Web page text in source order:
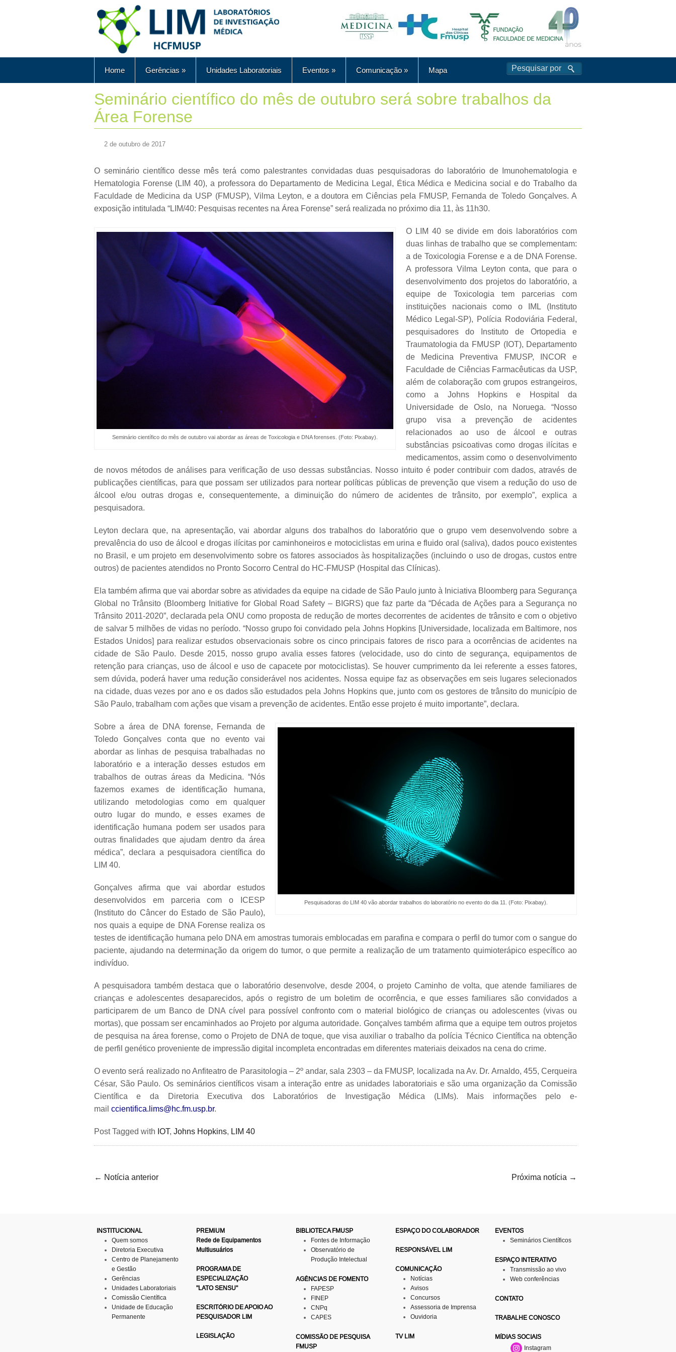
Home Gerências » Unidades Laboratoriais Eventos » Comunicação» Mapa
Seminário científico do mês de outubro será sobre trabalhos da
Área Forense
2 de outubro de 2017
O seminário científico desse mês terá como palestrantes convidadas duas pesquisadoras do laboratório de Imunohematologia e
Hematologia Forense (LIM 40), a professora do Departamento de Medicina Legal, Ética Médica e Medicina social e do Trabalho da
Faculdade de Medicina da USP (FMUSP), Vilma Leyton, e a doutora em Ciências pela FMUSP, Fernanda de Toledo Gonçalves. A
exposição intitulada “LIM/40: Pesquisas recentes na Área Forense” será realizada no próximo dia 11, às 11h30.
Seminário científico do mês de outubro vai abordar as áreas de Toxicologia e DNA forenses. (Foto: Pixabay).
O LIM 40 se divide em dois laboratórios com
duas linhas de trabalho que se complementam:
a de Toxicologia Forense e a de DNA Forense.
A professora Vilma Leyton conta, que para o
desenvolvimento dos projetos do laboratório, a
equipe de Toxicologia tem parcerias com
instituições nacionais como o IML (Instituto
Médico Legal-SP), Polícia Rodoviária Federal,
pesquisadores do Instituto de Ortopedia e
Traumatologia da FMUSP (IOT), Departamento
de Medicina Preventiva FMUSP, INCOR e
Faculdade de Ciências Farmacêuticas da USP,
além de colaboração com grupos estrangeiros,
como a Johns Hopkins e Hospital da
Universidade de Oslo, na Noruega. “Nosso
grupo visa a prevenção de acidentes
relacionados ao uso de álcool e outras
substâncias psicoativas como drogas ilícitas e
medicamentos, assim como o desenvolvimento
de novos métodos de análises para verificação de uso dessas substâncias. Nosso intuito é poder contribuir com dados, através de
publicações científicas, para que possam ser utilizados para nortear políticas públicas de prevenção que visem a redução do uso de
álcool e/ou outras drogas e, consequentemente, a diminuição do número de acidentes de trânsito, por exemplo”, explica a
pesquisadora.
Leyton declara que, na apresentação, vai abordar alguns dos trabalhos do laboratório que o grupo vem desenvolvendo sobre a
prevalência do uso de álcool e drogas ilícitas por caminhoneiros e motociclistas em urina e fluido oral (saliva), dados pouco existentes
no Brasil, e um projeto em desenvolvimento sobre os fatores associados às hospitalizações (incluindo o uso de drogas, custos entre
outros) de pacientes atendidos no Pronto Socorro Central do HC-FMUSP (Hospital das Clínicas).
Ela também afirma que vai abordar sobre as atividades da equipe na cidade de São Paulo junto à Iniciativa Bloomberg para Segurança
Global no Trânsito (Bloomberg Initiative for Global Road Safety – BIGRS) que faz parte da “Década de Ações para a Segurança no
Trânsito 2011-2020”, declarada pela ONU como proposta de redução de mortes decorrentes de acidentes de trânsito e com o objetivo
de salvar 5 milhões de vidas no período. “Nosso grupo foi convidado pela Johns Hopkins [Universidade, localizada em Baltimore, nos
Estados Unidos] para realizar estudos observacionais sobre os cinco principais fatores de risco para a ocorrências de acidentes na
cidade de São Paulo. Desde 2015, nosso grupo avalia esses fatores (velocidade, uso do cinto de segurança, equipamentos de
retenção para crianças, uso de álcool e uso de capacete por motociclistas). Se houver cumprimento da lei referente a esses fatores,
sem dúvida, poderá haver uma redução considerável nos acidentes. Nossa equipe faz as observações em seis lugares selecionados
na cidade, duas vezes por ano e os dados são estudados pela Johns Hopkins que, junto com os gestores de trânsito do município de
São Paulo, trabalham com ações que visam a prevenção de acidentes. Então esse projeto é muito importante”, declara.
Pesquisadoras do LIM 40 vão abordar trabalhos do laboratório no evento do dia 11. (Foto: Pixabay).
Sobre a área de DNA forense, Fernanda de
Toledo Gonçalves conta que no evento vai
abordar as linhas de pesquisa trabalhadas no
laboratório e a interação desses estudos em
trabalhos de outras áreas da Medicina. “Nós
fazemos exames de identificação humana,
utilizando metodologias como em qualquer
outro lugar do mundo, e esses exames de
identificação humana podem ser usados para
outras finalidades que ajudam dentro da área
médica”, declara a pesquisadora científica do
LIM 40.
Gonçalves afirma que vai abordar estudos
desenvolvidos em parceria com o ICESP
(Instituto do Câncer do Estado de São Paulo),
nos quais a equipe de DNA Forense realiza os
testes de identificação humana pelo DNA em amostras tumorais emblocadas em parafina e compara o perfil do tumor com o sangue do
paciente, ajudando na determinação da origem do tumor, o que permite a realização de um tratamento quimioterápico específico ao
indivíduo.
A pesquisadora também destaca que o laboratório desenvolve, desde 2004, o projeto Caminho de volta, que atende familiares de
crianças e adolescentes desaparecidos, após o registro de um boletim de ocorrência, e que esses familiares são convidados a
participarem de um Banco de DNA cível para possível confronto com o material biológico de crianças ou adolescentes (vivas ou
mortas), que possam ser encaminhados ao Projeto por alguma autoridade. Gonçalves também afirma que a equipe tem outros projetos
de pesquisa na área forense, como o Projeto de DNA de toque, que visa auxiliar o trabalho da polícia Técnico Científica na obtenção
de perfil genético proveniente de impressão digital incompleta encontradas em diferentes materiais deixados na cena do crime.
O evento será realizado no Anfiteatro de Parasitologia – 2º andar, sala 2303 – da FMUSP, localizada na Av. Dr. Arnaldo, 455, Cerqueira
César, São Paulo. Os seminários científicos visam a interação entre as unidades laboratoriais e são uma organização da Comissão
Científica e da Diretoria Executiva dos Laboratórios de Investigação Médica (LIMs). Mais informações pelo e-
mail ccientifica.lims@hc.fm.usp.br.
Post Tagged with IOT, Johns Hopkins, LIM 40
← Notícia anterior Próxima notícia →
INSTITUCIONAL
Quem somos
Diretoria Executiva
Centro de Planejamento
e Gestão
Gerências
Unidades Laboratoriais
Comissão Científica
Unidade de Educação
Permanente
PREMiUM
Rede de Equipamentos
Multiusuários
PROGRAMA DE
ESPECIALIZAÇÃO
"LATO SENSU"
ESCRITÓRIO DE APOIO AO
PESQUISADOR LIM
LEGISLAÇÃO
BIBLIOTECA FMUSP
Fontes de Informação
Observatório de
Produção Intelectual
AGÊNCIAS DE FOMENTO
FAPESP
FINEP
CNPq
CAPES
COMISSÃO DE PESQUISA
FMUSP
ESPAÇO DO COLABORADOR
RESPONSÁVEL LIM
COMUNICAÇÃO
Notícias
Avisos
Concursos
Assessoria de Imprensa
Ouvidoria
TV LIM
EVENTOS
Seminários Científicos
ESPAÇO INTERATIVO
Transmissão ao vivo
Web conferências
CONTATO
TRABALHE CONOSCO
MÍDIAS SOCIAIS
Instagram